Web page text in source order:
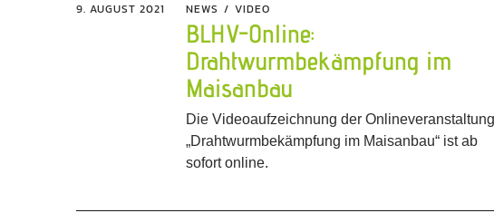
9. AUGUST 2021 NEWS VIDEO
BLHV-Online:
Drahtwurmbekämpfung im
Maisanbau
Die Videoaufzeichnung der Onlineveranstaltung
„Drahtwurmbekämpfung im Maisanbau“ ist ab
sofort online.